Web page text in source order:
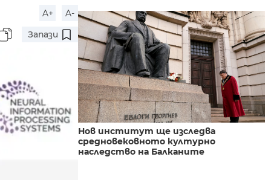
A+
A-
Запази
Нов институт ще изследва
средновековното културно
наследство на Балканите